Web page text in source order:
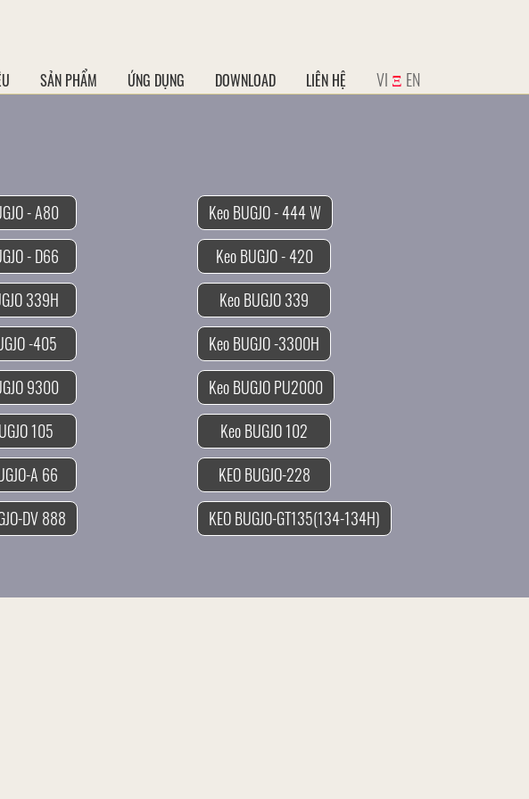
SẢN PHẨM ỨNG DỤNG DOWNLOAD LIÊN HỆ VI Ξ EN
- A80
Keo BUGJO - 444 W
- D66
Keo BUGJO - 420
Keo BUGJO 339H
Keo BUGJO 339
-405
Keo BUGJO -3300H
Keo BUGJO 9300
Keo BUGJO PU2000
Keo BUGJO 105
Keo BUGJO 102
A 66
KEO BUGJO-228
DV 888
KEO BUGJO-GT135(134-134H)